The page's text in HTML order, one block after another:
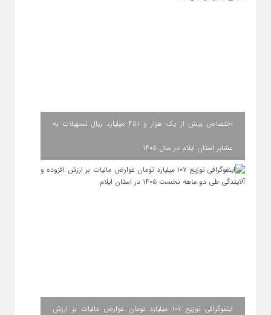
اختصاص بیش از یک هزار و ۴۵۱ میلیارد ریال تسهیلات به
عشایر استان ایلام در سال ۱۴۰۵
اینفوگرافی توزیع ۱۰۷ میلیارد تومان عوارض مالیات بر ارزش